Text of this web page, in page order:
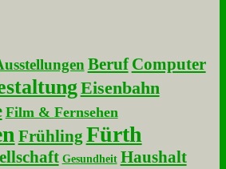
Beruf Computer
Eisenbahn
Film & Fernsehen
Frühling Fürth
Gesundheit Haushalt